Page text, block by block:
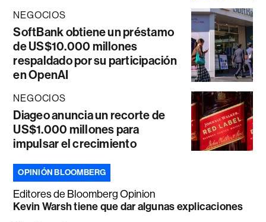
NEGOCIOS
SoftBank obtiene un préstamo
de US$10.000 millones
respaldado por su participación
en OpenAI
NEGOCIOS
Diageo anuncia un recorte de
US$1.000 millones para
impulsar el crecimiento
OPINIÓN BLOOMBERG
Editores de Bloomberg Opinion
Kevin Warsh tiene que dar algunas explicaciones